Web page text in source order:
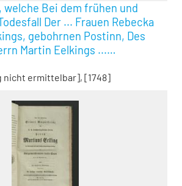
Bei dem frühen und
Der ... Frauen Rebecka
gebohrnen Postinn, Des
Martin Eelkings ...
aufrichtigem Beileid
nicht ermittelbar], [1748]